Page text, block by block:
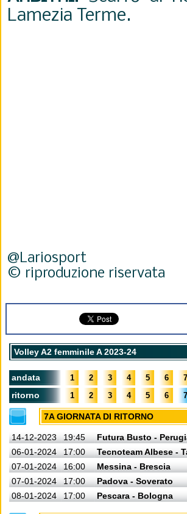
Lamezia Terme.
@Lariosport
© riproduzione riservata
Volley A2 femminile A 2023-24
andata 1 2 3 4 5 6 7
ritorno 1 2 3 4 5 6 7
7A GIORNATA DI RITORNO
14-12-2023 19:45
Futura Busto -
06-01-2024
17:00
Tecnoteam Albese -
07-01-2024
16:00
Messina - Brescia
07-01-2024
17:00
Padova - Soverato
08-01-2024
17:00 Pescara - Bologna